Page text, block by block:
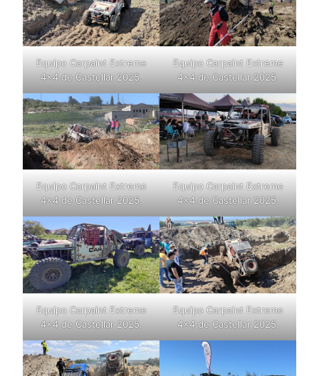
Equipo Carpaint Extreme
4×4 de Castellar 2025.
Equipo Carpaint Extreme
4×4 de Castellar 2025.
Equipo Carpaint Extreme
4×4 de Castellar 2025.
Equipo Carpaint Extreme
4×4 de Castellar 2025.
Equipo Carpaint Extreme
4×4 de Castellar 2025.
Equipo Carpaint Extreme
4×4 de Castellar 2025.